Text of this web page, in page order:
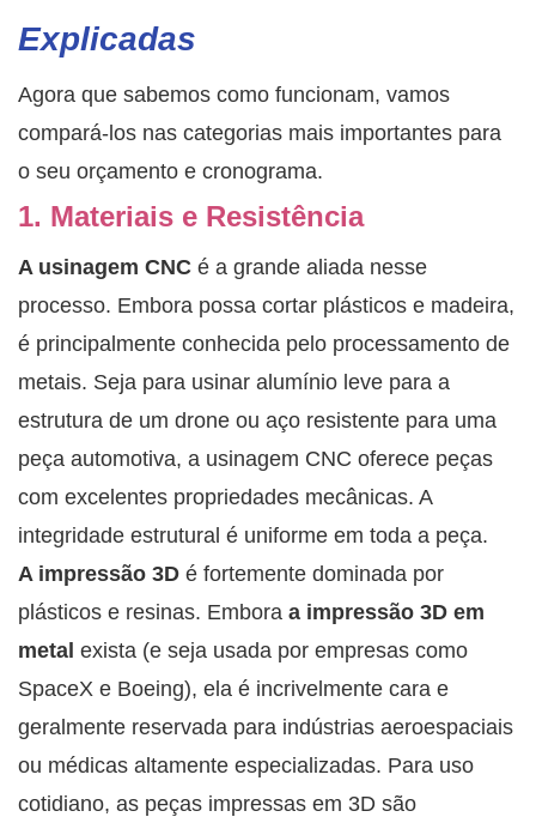
Explicadas
Agora que sabemos como funcionam, vamos
compará-los nas categorias mais importantes para
o seu orçamento e cronograma.
1. Materiais e Resistência
A usinagem CNC é a grande aliada nesse
processo. Embora possa cortar plásticos e madeira,
é principalmente conhecida pelo processamento de
metais. Seja para usinar alumínio leve para a
estrutura de um drone ou aço resistente para uma
peça automotiva, a usinagem CNC oferece peças
com excelentes propriedades mecânicas. A
integridade estrutural é uniforme em toda a peça.
A impressão 3D é fortemente dominada por
plásticos e resinas. Embora a impressão 3D em
metal exista (e seja usada por empresas como
SpaceX e Boeing), ela é incrivelmente cara e
geralmente reservada para indústrias aeroespaciais
ou médicas altamente especializadas. Para uso
cotidiano, as peças impressas em 3D são